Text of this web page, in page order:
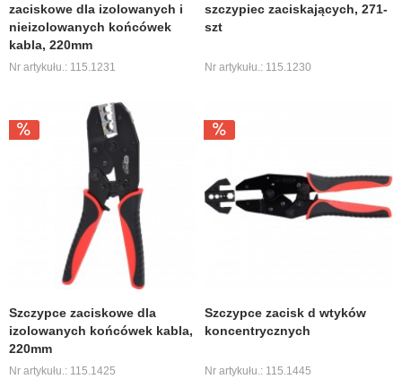
zaciskowe dla izolowanych i
nieizolowanych końcówek
kabla, 220mm
Nr artykułu.: 115.1231
szczypiec zaciskających, 271-
szt
Nr artykułu.: 115.1230
Szczypce zaciskowe dla
izolowanych końcówek kabla,
220mm
Nr artykułu.: 115.1425
Szczypce zacisk d wtyków
koncentrycznych
Nr artykułu.: 115.1445